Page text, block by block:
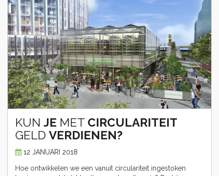
KUN JE MET CIRCULARITEIT
GELD VERDIENEN?
12 JANUARI 2018
Hoe ontwikkelen we een vanuit circulariteit ingestoken